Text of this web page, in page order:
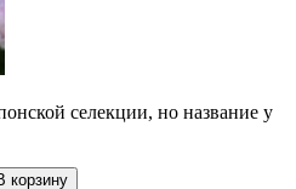
селекции, но название у
корзину